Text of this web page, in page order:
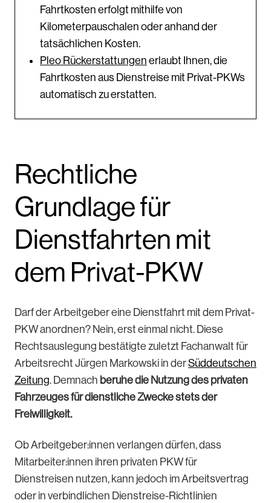
Fahrtkosten erfolgt mithilfe von
Kilometerpauschalen oder anhand der
tatsächlichen Kosten.
Pleo Rückerstattungen erlaubt Ihnen, die
Fahrtkosten aus Dienstreise mit Privat-PKWs
automatisch zu erstatten.
Rechtliche
Grundlage für
Dienstfahrten mit
dem Privat-PKW
Darf der Arbeitgeber eine Dienstfahrt mit dem Privat-
PKW anordnen? Nein, erst einmal nicht. Diese
Rechtsauslegung bestätigte zuletzt Fachanwalt für
Arbeitsrecht Jürgen Markowski in derSüddeutschen
Zeitung. Demnach beruhe die Nutzung des privaten
Fahrzeuges für dienstliche Zwecke stets der
Freiwilligkeit.
Ob Arbeitgeber:innen verlangen dürfen, dass
Mitarbeiter:innen ihren privaten PKW für
Dienstreisen nutzen, kann jedoch im Arbeitsvertrag
oder in verbindlichen Dienstreise-Richtlinien